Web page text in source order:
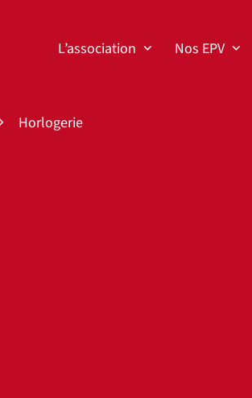
L’association Nos EPV
Horlogerie